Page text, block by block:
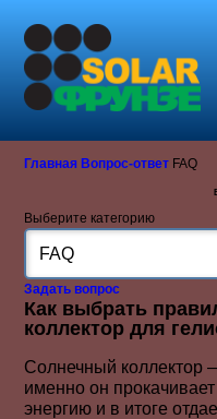
Главная Вопрос-ответ FAQ
Выберите категорию
Задать вопрос
Как выбрать
коллектор для
Солнечный коллектор
именно он
энергию и в итоге